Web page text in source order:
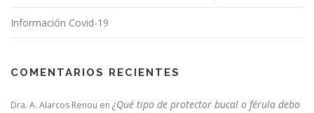
Información Covid-19
COMENTARIOS RECIENTES
Dra. A. Alarcos Renou en ¿Qué tipo de protector bucal o férula debo